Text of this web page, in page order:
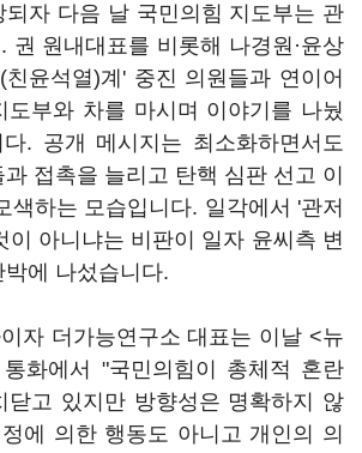
되자 다음 날 국민의힘 지도부는 관
권 원내대표를 비롯해 나경원·윤상
윤석열)계' 중진 의원들과 연이어
도부와 차를 마시며 이야기를 나눴
. 공개 메시지는 최소화하면서도
접촉을 늘리고 탄핵 심판 선고 이
색하는 모습입니다. 일각에서 '관저
이 아니냐는 비판이 일자 윤씨측 변
에 나섰습니다.
자 더가능연구소 대표는 이날 <뉴
화에서 "국민의힘이 총체적 혼란
닫고 있지만 방향성은 명확하지 않
에 의한 행동도 아니고 개인의 의